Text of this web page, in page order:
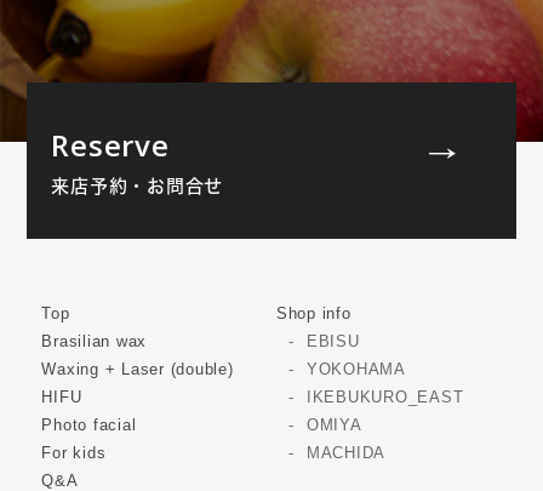
Reserve
来店予約・お問合せ
Top
Brasilian wax
Waxing + Laser (double)
HIFU
Photo facial
For kids
Q&A
Shop info
EBISU
YOKOHAMA
IKEBUKURO_EAST
OMIYA
MACHIDA